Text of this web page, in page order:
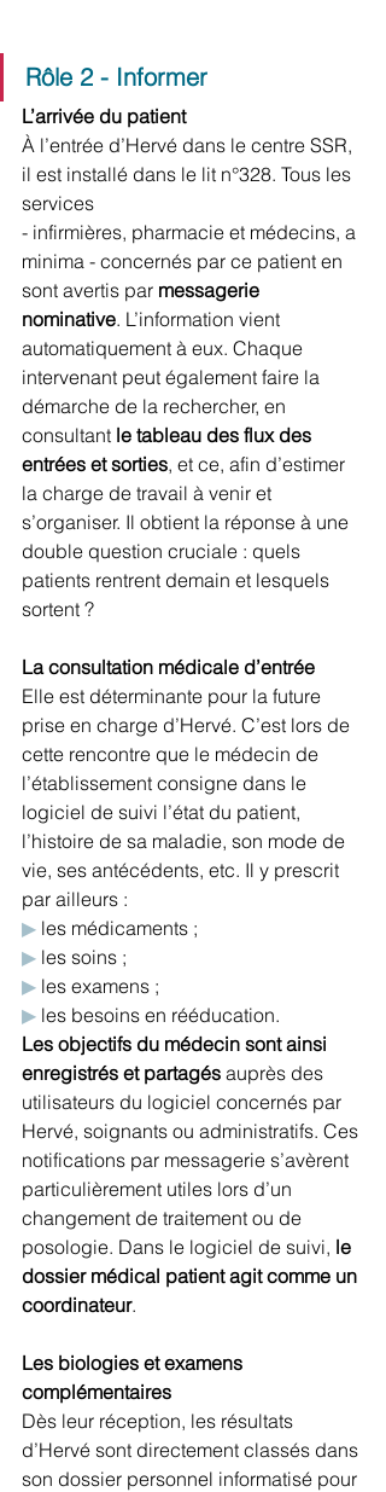
Rôle 2 - Informer
L’arrivée du patient
À l’entrée d’Hervé dans le centre SSR,
il est installé dans le lit n°328. Tous les
services
- infirmières, pharmacie et médecins, a
minima - concernés par ce patient en
sont avertis par messagerie
nominative. L’information vient
automatiquement à eux. Chaque
intervenant peut également faire la
démarche de la rechercher, en
consultant le tableau des flux des
entrées et sorties, et ce, afin d’estimer
la charge de travail à venir et
s’organiser. Il obtient la réponse à une
double question cruciale : quels
patients rentrent demain et lesquels
sortent ?
La consultation médicale d’entrée
Elle est déterminante pour la future
prise en charge d’Hervé. C’est lors de
cette rencontre que le médecin de
l’établissement consigne dans le
logiciel de suivi l’état du patient,
l’histoire de sa maladie, son mode de
vie, ses antécédents, etc. Il y prescrit
par ailleurs :
▶ les médicaments ;
▶ les soins ;
▶ les examens ;
▶ les besoins en rééducation.
Les objectifs du médecin sont ainsi
enregistrés et partagés auprès des
utilisateurs du logiciel concernés par
Hervé, soignants ou administratifs. Ces
notifications par messagerie s’avèrent
particulièrement utiles lors d’un
changement de traitement ou de
posologie. Dans le logiciel de suivi, le
dossier médical patient agit comme un
coordinateur.
Les biologies et examens
complémentaires
Dès leur réception, les résultats
d’Hervé sont directement classés dans
son dossier personnel informatisé pour